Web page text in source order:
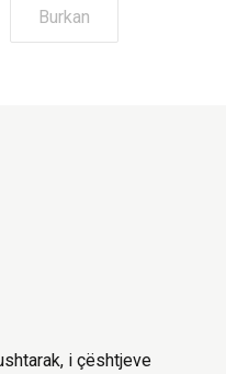
Burkan
i çështjeve